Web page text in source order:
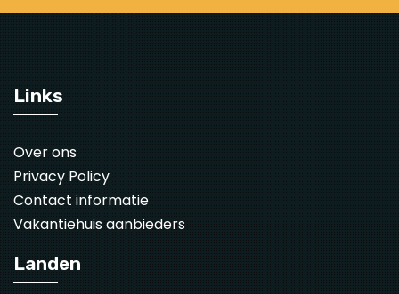
Links
Over ons
Privacy Policy
Contact informatie
Vakantiehuis aanbieders
Landen